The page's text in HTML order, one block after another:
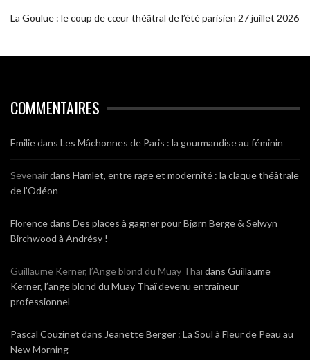
La Goulue : le coup de cœur théâtral de l’été parisien 27 juillet 2026
COMMENTAIRES
Emiliedans Les Mâchonnes de Paris : la gourmandise au féminin
Sevenairdans Hamlet, entre rage et modernité : la claque théâtrale
de l’Odéon
Florencedans Des places à gagner pour Bjørn Berge & Selwyn
Birchwood à Andrésy !
Guillaume Kerner, l’Ange blond du Muay Thaïdans Guillaume
Kerner, l’ange blond du Muay Thaï devenu entraineur
professionnel
Pascal Couzinet dans Jeanette Berger : La Soul à Fleur de Peau au
New Morning